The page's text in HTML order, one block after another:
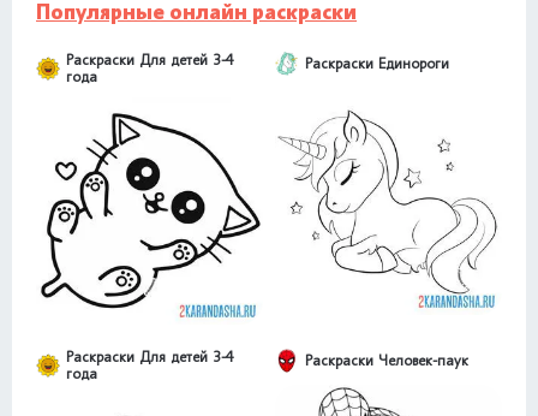
Популярные онлайн раскраски
Раскраски Для детей 3-4
года
Раскраски Единороги
Раскраски Для детей 3-4
года
Раскраски Человек-паук